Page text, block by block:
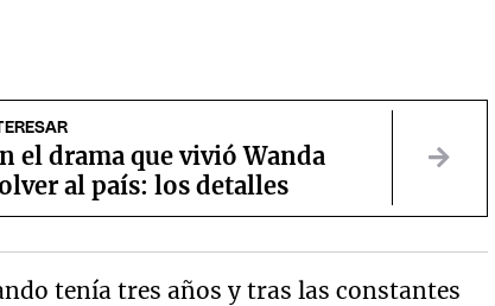
el drama que vivió Wanda
al país: los detalles
tenía tres años y tras las constantes